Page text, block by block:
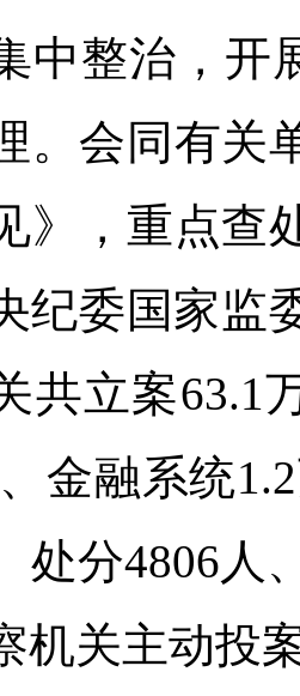
中整治，开
。会同有关
》，重点查
纪委国家监
共立案63.1
金融系统
处分4806人
机关主动投